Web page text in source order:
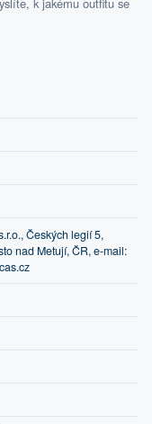
k jakému outfitu se
Českých legií 5,
nad Metují, ČR, e-mail: